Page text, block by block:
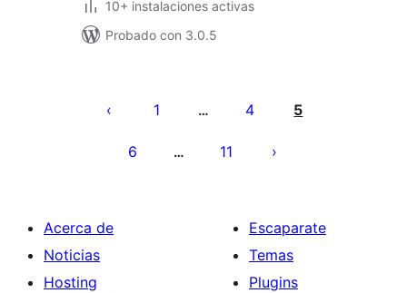
10+ instalaciones activas
Probado con 3.0.5
1 … 4 5
6 … 11
Acerca de
Noticias
Hosting
Escaparate
Temas
Plugins